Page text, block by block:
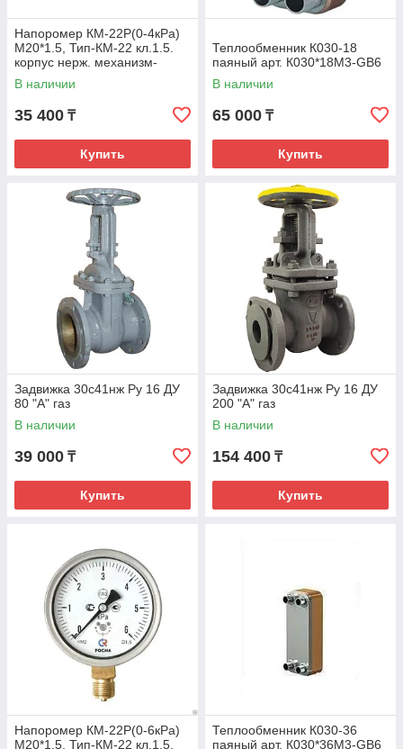
Напоромер КМ-22Р(0-4кРа)
М20*1.5, Тип-КМ-22 кл.1.5.
корпус нерж. механизм-
мд.сплав, чувствит.элемент
В наличии
35 400 ₸
Купить
Теплообменник К030-18
паяный арт. К030*18М3-GB6
В наличии
65 000 ₸
Купить
Задвижка 30с41нж Ру 16 ДУ
80 "А" газ
В наличии
39 000 ₸
Купить
Задвижка 30с41нж Ру 16 ДУ
200 "А" газ
В наличии
154 400 ₸
Купить
Напоромер КМ-22Р(0-6кРа)
М20*1.5, Тип-КМ-22 кл.1.5.
Теплообменник К030-36
паяный арт. К030*36М3-GB6